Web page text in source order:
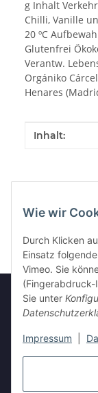
Wie wir
Durch Klicken
Einsatz
Vimeo. Sie
(Fingerabdruck-
Sie unter
Impressum
g Inhalt
Chilli, Vanille
20 ºC
Glutenfrei
Verantw.
Orgániko
Henares
Wert
Inhalt:
Gesetzliche